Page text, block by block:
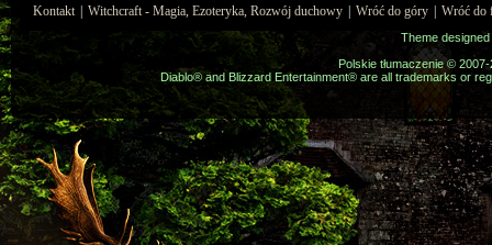
Kontakt Witchcraft - Magia, Ezoteryka, Rozwój duchowy Wróć do góry Wróć do
Theme
Polskie tłumaczenie ©
Diablo® and Blizzard Entertainment® are all trademarks or